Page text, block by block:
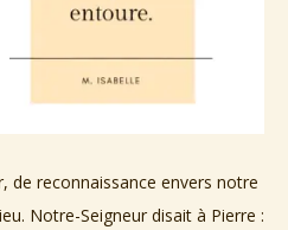
de reconnaissance envers notre
Notre-Seigneur disait à Pierre :